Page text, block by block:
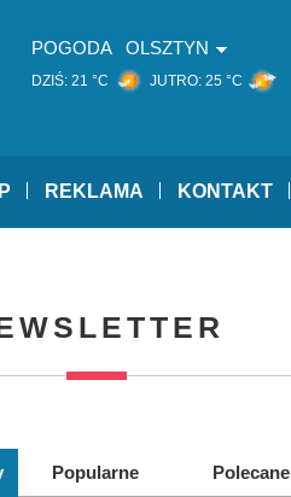
POGODA OLSZTYN
DZIŚ: 21 °C JUTRO: 25 °C
REKLAMA KONTAKT
Popularne Polecane